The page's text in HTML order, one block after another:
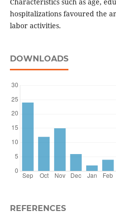
Characteristics such as age,
hospitalizations favoured the
labor activities.
DOWNLOADS
REFERENCES